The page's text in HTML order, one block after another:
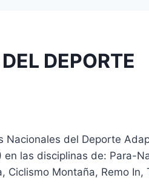
DEPORTE
Nacionales del Deporte
las disciplinas de: Para-
Ciclismo Montaña, Remo In,